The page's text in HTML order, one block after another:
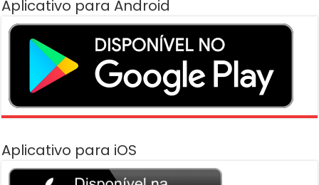
Aplicativo para Android
Aplicativo para iOS